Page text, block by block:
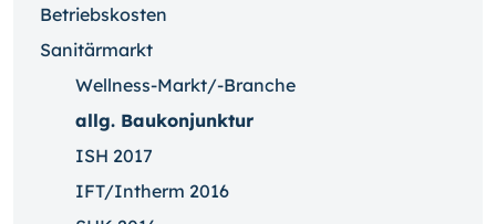
Betriebskosten
Sanitärmarkt
Wellness-Markt/-Branche
allg. Baukonjunktur
ISH 2017
IFT/Intherm 2016